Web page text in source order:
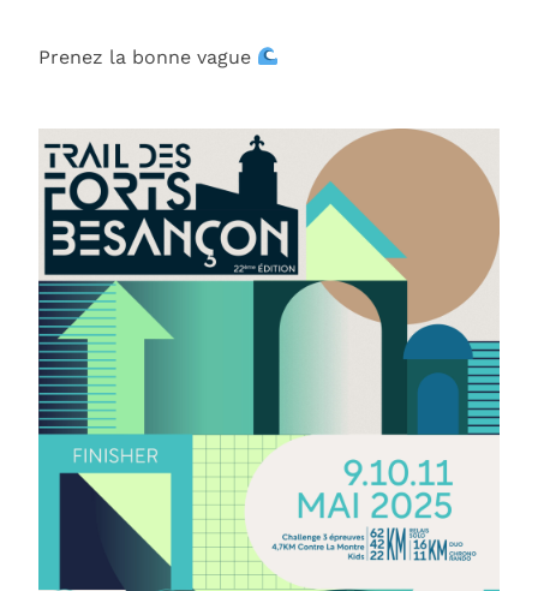
Prenez la bonne vague